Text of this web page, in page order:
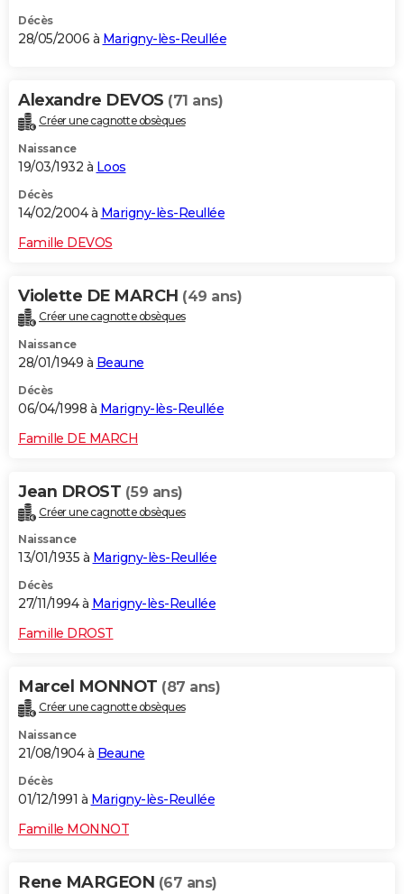
Décès
28/05/2006 à Marigny-lès-Reullée
Alexandre DEVOS (71 ans)
Créer une cagnotte obsèques
Naissance
19/03/1932 à Loos
Décès
14/02/2004 à Marigny-lès-Reullée
Famille DEVOS
Violette DE MARCH (49 ans)
Créer une cagnotte obsèques
Naissance
28/01/1949 à Beaune
Décès
06/04/1998 à Marigny-lès-Reullée
Famille DE MARCH
Jean DROST (59 ans)
Créer une cagnotte obsèques
Naissance
13/01/1935 à Marigny-lès-Reullée
Décès
27/11/1994 à Marigny-lès-Reullée
Famille DROST
Marcel MONNOT (87 ans)
Créer une cagnotte obsèques
Naissance
21/08/1904 à Beaune
Décès
01/12/1991 à Marigny-lès-Reullée
Famille MONNOT
Rene MARGEON (67 ans)